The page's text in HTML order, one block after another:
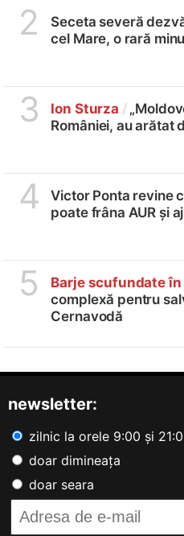
2
Seceta severă
cel Mare, o rară
3 Ion Sturza /
României, au arătat
4
Victor Ponta revine
poate frâna AUR și
5 Barje scufundate în
complexă pentru
Cernavodă
newsletter:
zilnic la orele 9:00 și
doar dimineața
doar seara